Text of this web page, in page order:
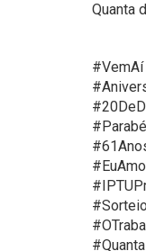
Quanta
#VemAí